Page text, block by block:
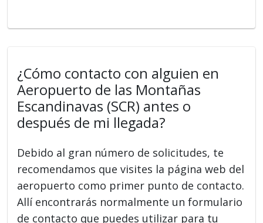
¿Cómo contacto con alguien en
Aeropuerto de las Montañas
Escandinavas (SCR) antes o
después de mi llegada?
Debido al gran número de solicitudes, te
recomendamos que visites la página web del
aeropuerto como primer punto de contacto.
Allí encontrarás normalmente un formulario
de contacto que puedes utilizar para tu